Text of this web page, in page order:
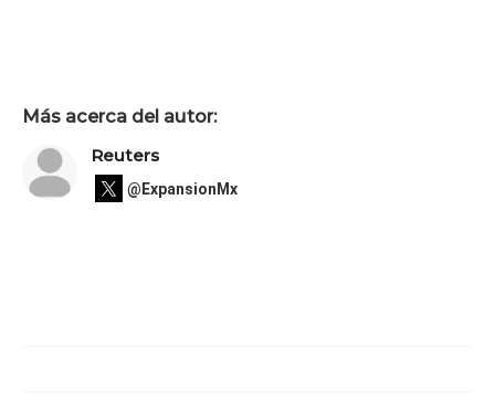
Más acerca del autor:
Reuters
@ExpansionMx